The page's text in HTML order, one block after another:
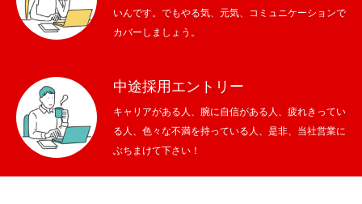
募集要項
体験入社のご案内
リモート面接について
いんです。でもやる気、元気、コミュニケーションで
カバーしましょう。
中途採用エントリー
キャリアがある人、腕に自信がある人、疲れきってい
る人、色々な不満を持っている人、是非、当社営業に
ぶちまけて下さい！